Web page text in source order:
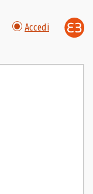
Accedi